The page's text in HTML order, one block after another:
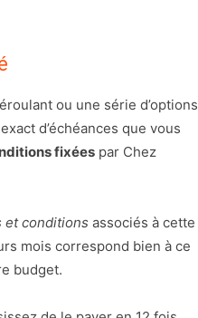
ou une série d’options
d’échéances que vous
fixées par Chez
et conditions associés à cette
mois correspond bien à ce
budget.